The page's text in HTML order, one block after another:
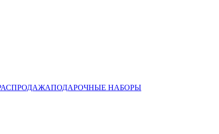
ПОДАРОЧНЫЕ НАБОРЫ